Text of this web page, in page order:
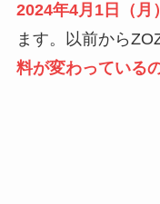
2024年4月1日（月
ます。以前から
料が変わっている